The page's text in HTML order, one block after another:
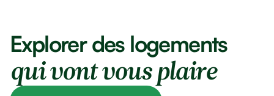
Explorer des logements
qui vont vous plaire